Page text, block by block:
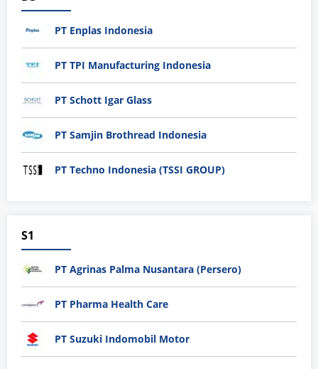
PT Enplas Indonesia
PT TPI Manufacturing Indonesia
PT Schott Igar Glass
PT Samjin Brothread Indonesia
PT Techno Indonesia (TSSI GROUP)
S1
PT Agrinas Palma Nusantara (Persero)
PT Pharma Health Care
PT Suzuki Indomobil Motor